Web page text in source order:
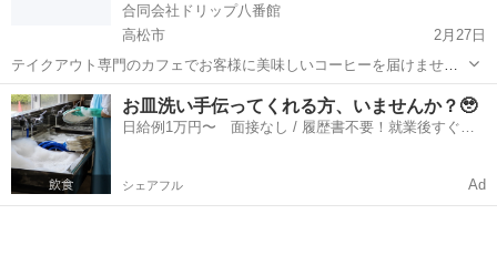
合同会社ドリップ八番館
高松市
2月27日
テイクアウト専門のカフェでお客様に美味しいコーヒーを届けません
か？ 勤務時間は朝7:00から朝9:30までの非常に早い時間帯です！ 朝に
サッと稼ぎたい方、是非働いてみませんか？ 働き終わってから1日が
始まる感覚は、とて...
香川 高松市 カフェ
お皿洗い手伝ってくれる方、いませんか？🥹
日給例1万円〜 面接なし / 履歴書不要！就業後すぐに
シェアフル Ad